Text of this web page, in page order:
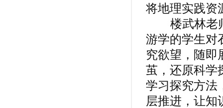
将地理实践资
楼武林老师
游学的学生对
究欲望，随即
茧，还原科学
学习探究方法
层推进，让知